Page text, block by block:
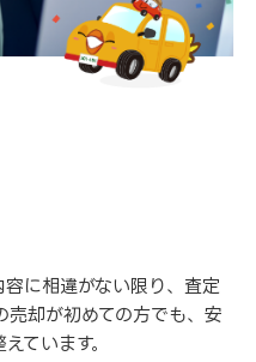
に相違がない限り、査定
売却が初めての方でも、安
ています。